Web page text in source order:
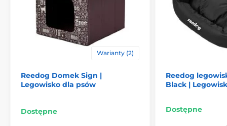
więc rozmiar może się nieznacznie różnić, ale nie
więcej niż 2-4 cm).
Warianty (2)
Reedog Domek Sign |
Legowisko dla psów
Dostępne
Reedog
Black |
Dostępne